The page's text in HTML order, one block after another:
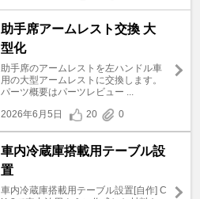
助手席アームレスト交換 大
型化
助手席のアームレストを左ハンドル車
用の大型アームレストに交換します。
パーツ概要はパーツレビュー ...
2026年6月5日
20 0
車内冷蔵庫搭載用テーブル設
置
車内冷蔵庫搭載用テーブル設置[自作] C